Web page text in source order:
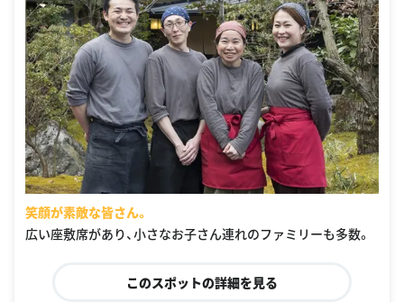
笑顔が素敵な皆さん。
広い座敷席があり、小さなお子さん連れのファミリーも多数。
このスポットの詳細を見る